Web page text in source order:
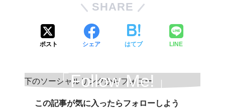
SHARE
ポスト シェア はてブ LINE
「Follow Me!」
この記事が気に入ったらフォローしよう